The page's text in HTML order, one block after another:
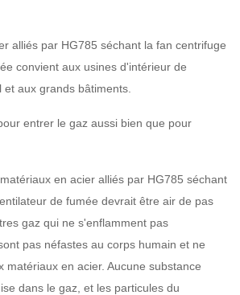
alliés par HG785 séchant la fan centrifuge
convient aux usines d'intérieur de
aux grands bâtiments.
entrer le gaz aussi bien que pour
en acier alliés par HG785 séchant
de fumée devrait être air de pas
gaz qui ne s'enflamment pas
pas néfastes au corps humain et ne
matériaux en acier. Aucune substance
dans le gaz, et les particules du